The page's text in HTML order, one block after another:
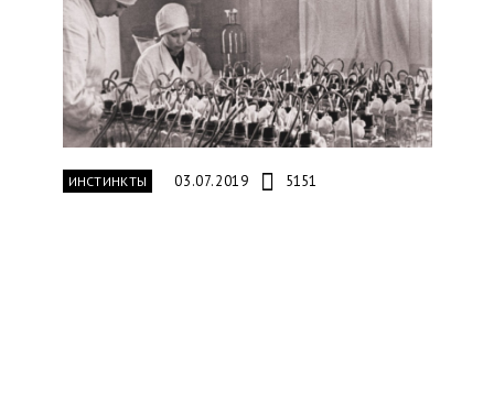
ИНСТИНКТЫ 03.07.2019 5151